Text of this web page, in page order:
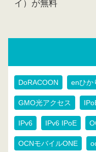
イ）が無料
DoRACOON enひか
GMO光アクセス
IPv6 IPv6 IPoE
OCNモバイルONE